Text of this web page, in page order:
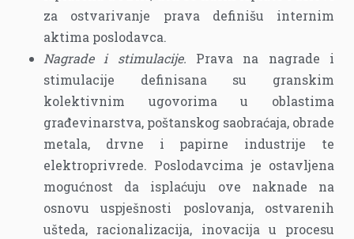
za ostvarivanje prava definišu internim
aktima poslodavca.
Nagrade i stimulacije. Prava na nagrade i
stimulacije definisana su granskim
kolektivnim ugovorima u oblastima
građevinarstva, poštanskog saobraćaja, obrade
metala, drvne i papirne industrije te
elektroprivrede. Poslodavcima je ostavljena
mogućnost da isplaćuju ove naknade na
osnovu uspješnosti poslovanja, ostvarenih
ušteda, racionalizacija, inovacija u procesu